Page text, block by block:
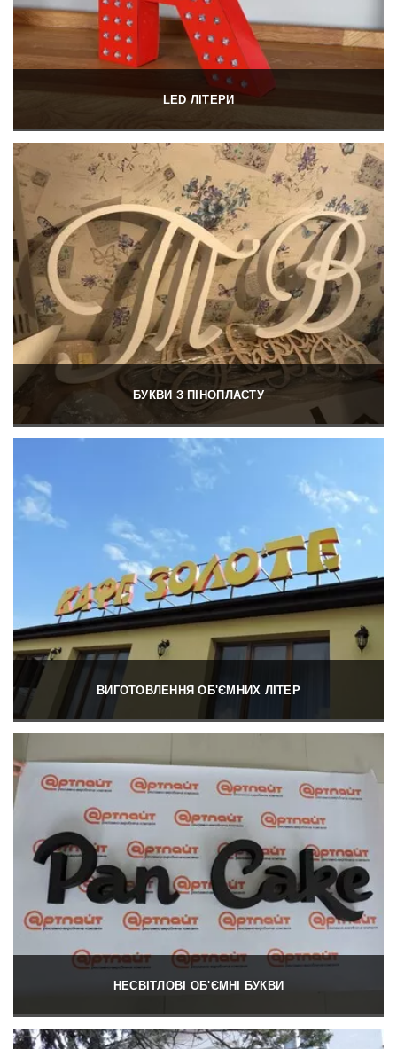
LED ЛІТЕРИ
БУКВИ З ПІНОПЛАСТУ
ВИГОТОВЛЕННЯ ОБ'ЄМНИХ ЛІТЕР
НЕСВІТЛОВІ ОБ'ЄМНІ БУКВИ